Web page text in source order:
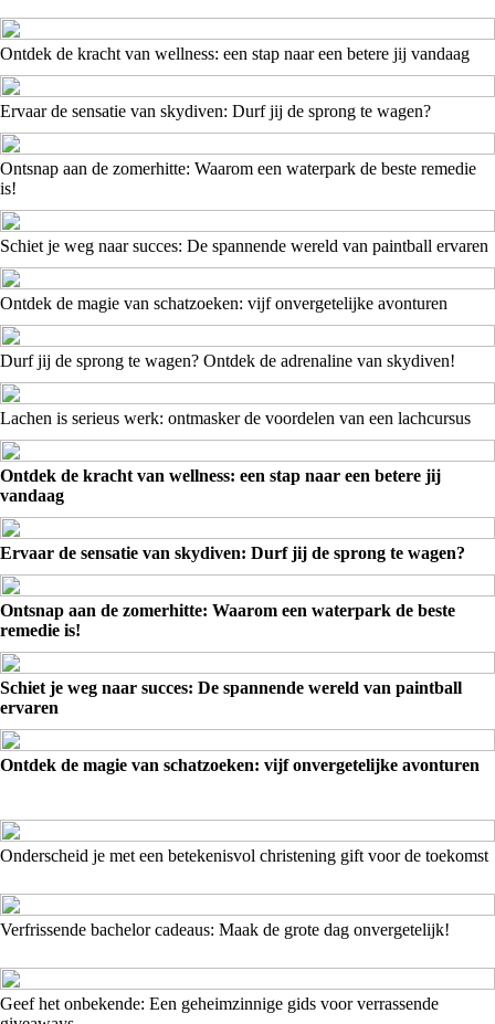
Ontdek de kracht van wellness: een stap naar een betere jij vandaag
Ervaar de sensatie van skydiven: Durf jij de sprong te wagen?
Ontsnap aan de zomerhitte: Waarom een waterpark de beste remedie
is!
Schiet je weg naar succes: De spannende wereld van paintball ervaren
Ontdek de magie van schatzoeken: vijf onvergetelijke avonturen
Durf jij de sprong te wagen? Ontdek de adrenaline van skydiven!
Lachen is serieus werk: ontmasker de voordelen van een lachcursus
Ontdek de kracht van wellness: een stap naar een betere jij
vandaag
Ervaar de sensatie van skydiven: Durf jij de sprong te wagen?
Ontsnap aan de zomerhitte: Waarom een waterpark de beste
remedie is!
Schiet je weg naar succes: De spannende wereld van paintball
ervaren
Ontdek de magie van schatzoeken: vijf onvergetelijke avonturen
Onderscheid je met een betekenisvol christening gift voor de toekomst
Verfrissende bachelor cadeaus: Maak de grote dag onvergetelijk!
Geef het onbekende: Een geheimzinnige gids voor verrassende